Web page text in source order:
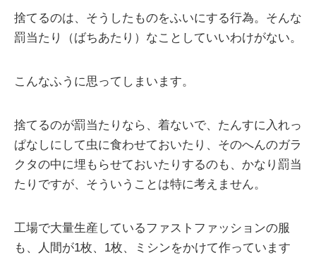
捨てるのは、そうしたものをふいにする行為。そんな
罰当たり（ばちあたり）なことしていいわけがない。
こんなふうに思ってしまいます。
捨てるのが罰当たりなら、着ないで、たんすに入れっ
ぱなしにして虫に食わせておいたり、そのへんのガラ
クタの中に埋もらせておいたりするのも、かなり罰当
たりですが、そういうことは特に考えません。
工場で大量生産しているファストファッションの服
も、人間が1枚、1枚、ミシンをかけて作っています